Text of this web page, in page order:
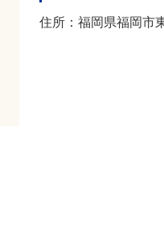
住所：福岡県福岡市